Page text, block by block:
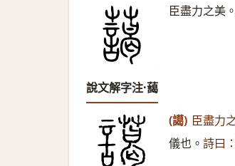
臣盡力之美
說文解字注·藹
(譪) 臣盡力
儀也。 詩曰